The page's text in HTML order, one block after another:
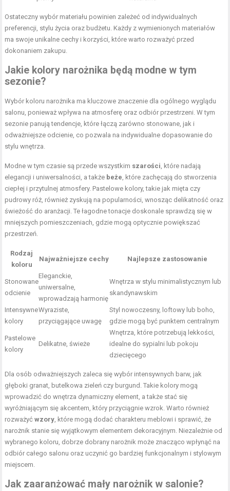
Ostateczny wybór materiału powinien zależeć od indywidualnych
preferencji, stylu życia oraz budżetu. Każdy z wymienionych materiałów
ma swoje unikalne cechy i korzyści, które warto rozważyć przed
dokonaniem zakupu.
Jakie kolory narożnika będą modne w tym
sezonie?
Wybór koloru narożnika ma kluczowe znaczenie dla ogólnego wyglądu
salonu, ponieważ wpływa na atmosferę oraz odbiór przestrzeni. W tym
sezonie panują tendencje, które łączą zarówno stonowane, jak i
odważniejsze odcienie, co pozwala na indywidualne dopasowanie do
stylu wnętrza.
Modne w tym czasie są przede wszystkim szarości, które nadają
elegancji i uniwersalności, a także beże, które zachęcają do stworzenia
ciepłej i przytulnej atmosfery. Pastelowe kolory, takie jak mięta czy
pudrowy róż, również zyskują na popularności, wnosząc delikatność oraz
świeżość do aranżacji. Te łagodne tonacje doskonale sprawdzą się w
mniejszych pomieszczeniach, gdzie mogą optycznie powiększać
przestrzeń.
Rodzaj
koloru
Najważniejsze cechy Najlepsze zastosowanie
Stonowane
odcienie
Eleganckie,
uniwersalne,
wprowadzają harmonię
Wnętrza w stylu minimalistycznym lub
skandynawskim
Intensywne
kolory
Wyraziste,
przyciągające uwagę
Styl nowoczesny, loftowy lub boho,
gdzie mogą być punktem centralnym
Pastelowe
kolory
Delikatne, świeże
Wnętrza, które potrzebują lekkości,
idealne do sypialni lub pokoju
dziecięcego
Dla osób odważniejszych zaleca się wybór intensywnych barw, jak
głęboki granat, butelkowa zieleń czy burgund. Takie kolory mogą
wprowadzić do wnętrza dynamiczny element, a także stać się
wyróżniającym się akcentem, który przyciągnie wzrok. Warto również
rozważyćwzory, które mogą dodać charakteru meblowi i sprawić, że
narożnik stanie się wyjątkowym elementem dekoracyjnym. Niezależnie od
wybranego koloru, dobrze dobrany narożnik może znacząco wpłynąć na
odbiór całego salonu oraz uczynić go bardziej funkcjonalnym i stylowym
miejscem.
Jak zaaranżować mały narożnik w salonie?